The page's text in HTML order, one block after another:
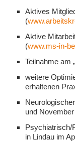
Aktives
(
Aktive
(www.ms-in-
Teilnahme am
weitere
erhaltenen
und
Psychiatrisch/
in Lindau im